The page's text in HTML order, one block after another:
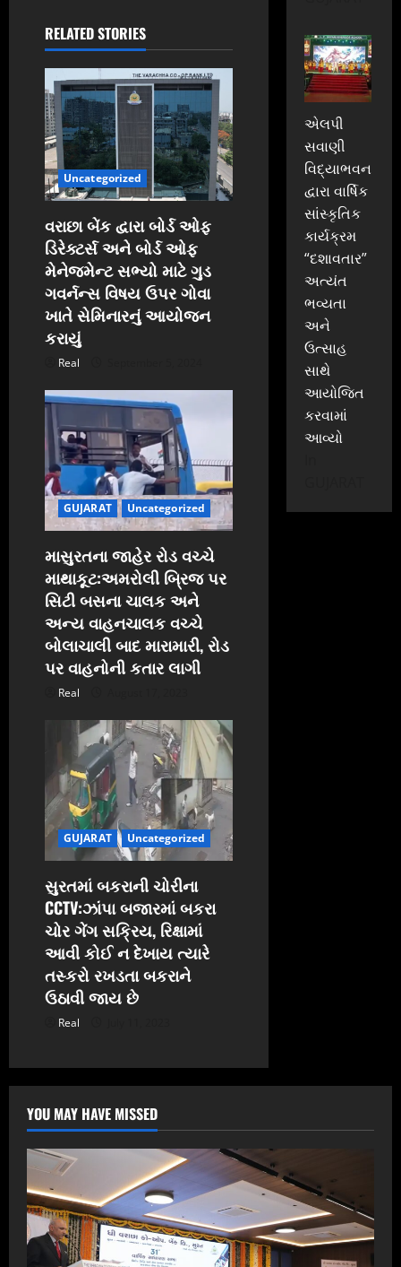
i
g
a
t
i
o
n
RELATED STORIES
Uncategorized
વરાછા બેંક દ્વારા બોર્ડ ઓફ
ડિરેક્ટર્સ અને બોર્ડ ઓફ
મેનેજમેન્ટ સભ્યો માટે ગુડ
ગવર્નન્સ વિષય ઉપર ગોવા
ખાતે સેમિનારનું આયોજન
કરાયું
Real
GUJARAT Uncategorized
માસુરતના જાહેર રોડ વચ્ચે
માથાકૂટ:અમરોલી બ્રિજ પર
સિટી બસના ચાલક અને
અન્ય વાહનચાલક વચ્ચે
બોલાચાલી બાદ મારામારી, રોડ
પર વાહનોની કતાર લાગી
Real
GUJARAT Uncategorized
સુરતમાં બકરાની ચોરીના
CCTV:ઝાંપા બજારમાં બકરા
ચોર ગેંગ સક્રિય, રિક્ષામાં
આવી કોઈ ન દેખાય ત્યારે
તસ્કરો રખડતા બકરાને
ઉઠાવી જાય છે
Real
એલપી
સવાણી
વિદ્યાભવન
દ્વારા વાર્ષિક
સાંસ્કૃતિક
કાર્યક્રમ
“દશાવતાર”
અત્યંત
ભવ્યતા
અને
ઉત્સાહ
સાથે
આયોજિત
કરવામાં
આવ્યો
YOU MAY HAVE MISSED